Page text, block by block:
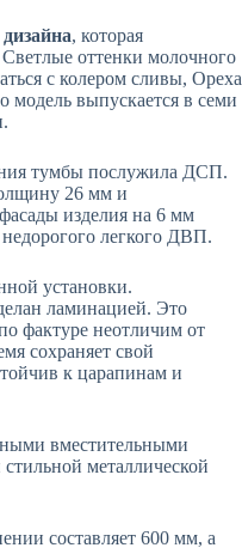
, которая
оттенки молочного
с колером сливы, Ореха
выпускается в семи
тумбы послужила ДСП.
26 мм и
изделия на 6 мм
легкого ДВП.
установки.
ламинацией. Это
фактуре неотличим от
сохраняет свой
к царапинам и
вместительными
металлической
составляет 600 мм, а